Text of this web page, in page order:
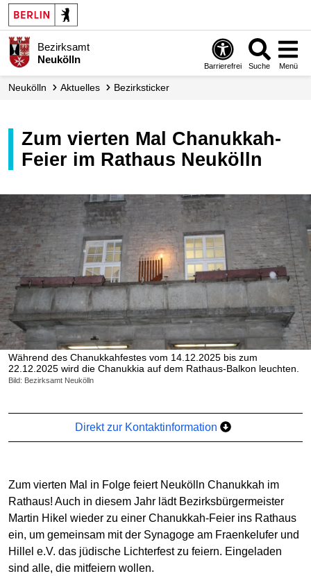
Bezirksamt
Neukölln
Barrierefrei Suche Menü
Neukölln Aktuelles Bezirksticker
Zum vierten Mal Chanukkah-
Feier im Rathaus Neukölln
Während des Chanukkahfestes vom 14.12.2025 bis zum
22.12.2025 wird die Chanukkia auf dem Rathaus-Balkon leuchten.
Bild: Bezirksamt Neukölln
Direkt zur Kontaktinformation
Zum vierten Mal in Folge feiert Neukölln Chanukkah im
Rathaus! Auch in diesem Jahr lädt Bezirksbürgermeister
Martin Hikel wieder zu einer Chanukkah-Feier ins Rathaus
ein, um gemeinsam mit der Synagoge am Fraenkelufer und
Hillel e.V. das jüdische Lichterfest zu feiern. Eingeladen
sind alle, die mitfeiern wollen.